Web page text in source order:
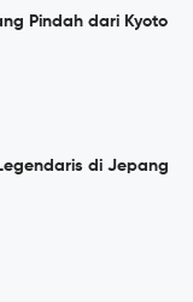
Pindah dari Kyoto
di Jepang